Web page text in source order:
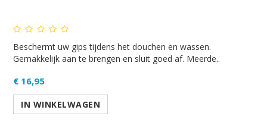
Beschermt uw gips tijdens het douchen en wassen.
Gemakkelijk aan te brengen en sluit goed af. Meerde..
€ 16,95
IN WINKELWAGEN